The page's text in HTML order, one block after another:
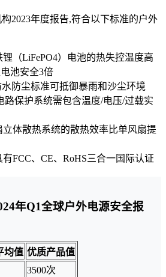
2023年度报告,符合以下标准的户外
锂（LiFePO4）电池的热失控温度高
池安全3倍
水防尘标准可抵御暴雨和沙尘环境
路保护系统需包含温度/电压/过载实
立体散热系统的散热效率比单风扇提
有FCC、CE、RoHS三合一国际认证
年Q1全球户外电源安全报
均值 优质产品值
3500次